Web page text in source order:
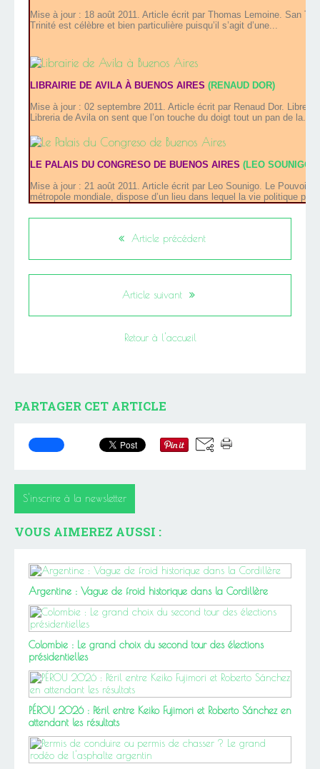
Mise à jour : 18 août 2011. Article écrit par Thomas Lemoine. San
Trinité est célèbre et bien particulière puisqu’il s’agit d’une...
LIBRAIRIE DE AVILA À BUENOS AIRES (RENAUD DOR)
Mise à jour : 02 septembre 2011. Article écrit par Renaud Dor.
Libreria de Avila on sent que l’on touche du doigt tout un pan de la...
LE PALAIS DU CONGRESO DE BUENOS AIRES (LEO SOUNIGO)
Mise à jour : 21 août 2011. Article écrit par Leo Sounigo. Le Pouvoir
métropole mondiale, dispose d’un lieu dans lequel la vie politique
Article précédent
Article suivant
Retour à l'accueil
PARTAGER CET ARTICLE
S'inscrire à la newsletter
VOUS AIMEREZ AUSSI :
Argentine : Vague de froid historique dans la Cordillère
Colombie : Le grand choix du second tour des élections
présidentielles
PÉROU 2026 : Péril entre Keiko Fujimori et Roberto Sánchez en
attendant les résultats